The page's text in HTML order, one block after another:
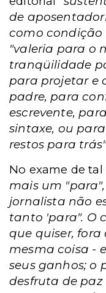
de
como condição
"valeria para o
tranqüilidade
para projetar e
padre, para
escrevente,
sintaxe, ou
restos para
No exame de
mais um
jornalista não
tanto 'para". O
que quiser, fora
mesma coisa -
seus ganhos; o
desfruta de paz